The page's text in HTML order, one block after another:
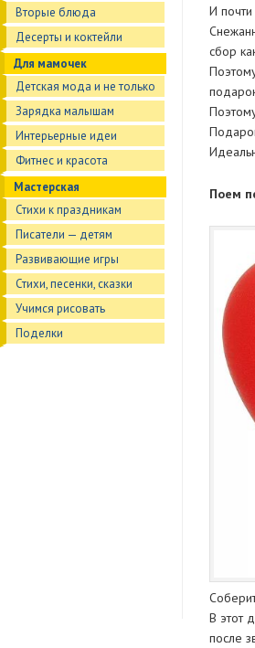
Вторые блюда
Десерты и коктейли
Для мамочек
Детская мода и не только
Зарядка малышам
Интерьерные идеи
Фитнес и красота
Мастерская
Стихи к праздникам
Писатели — детям
Развивающие игры
Стихи, песенки, сказки
Учимся рисовать
Поделки
И
сбор
Поем
В этот
после